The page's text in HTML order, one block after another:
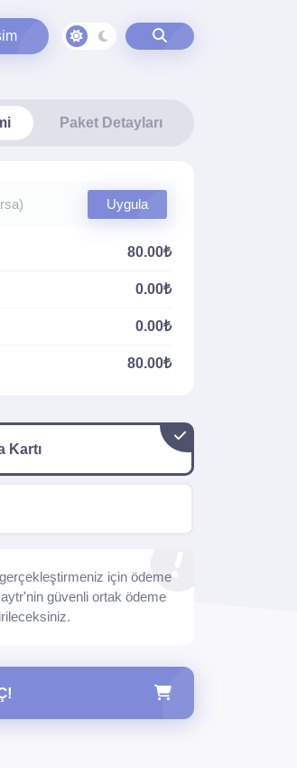
Paket Detayları
Uygula
80.00₺
0.00₺
0.00₺
80.00₺
Kartı
için ödeme
güvenli ortak ödeme